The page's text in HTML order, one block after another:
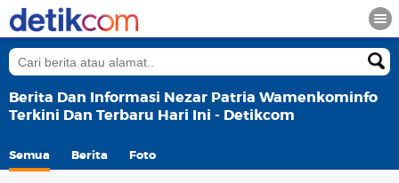
Berita Dan Informasi Nezar Patria Wamenkominfo
Terkini Dan Terbaru Hari Ini - Detikcom
Semua Berita Foto